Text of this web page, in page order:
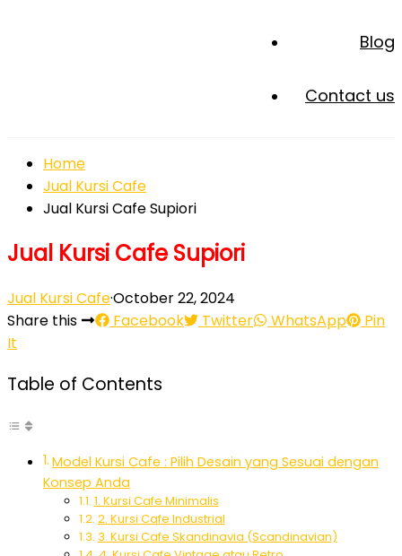
Blog
Contact us
Home
Jual Kursi Cafe
Jual Kursi Cafe Supiori
Jual Kursi Cafe Supiori
Jual Kursi Cafe·October 22, 2024
Share this
Facebook Twitter WhatsApp
Pin
It
Table of Contents
Model Kursi Cafe : Pilih Desain yang Sesuai dengan
Konsep Anda
1. Kursi Cafe Minimalis
2. Kursi Cafe Industrial
3. Kursi Cafe Skandinavia (Scandinavian)